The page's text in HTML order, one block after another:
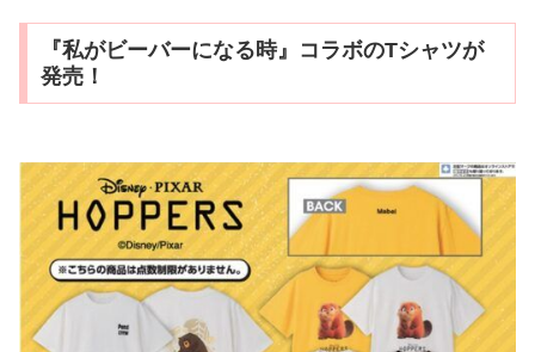
『私がビーバーになる時』コラボのTシャツが
発売！